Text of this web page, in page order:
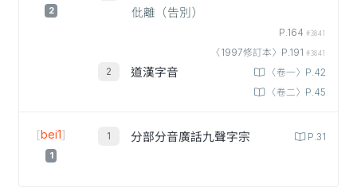
2
仳離（告別）
P.164 #3841
〈1997修訂本〉P.191 #3841
道漢字音
〈卷一〉P.42
〈卷二〉P.45
[bei1]
1
分部分音廣話九聲字宗 P.31